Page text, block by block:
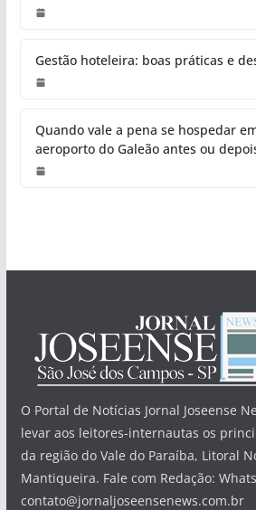
Gestão hoteleira: boas práticas e
Quando vale a pena se hospedar
aeroporto do Galeão antes ou
O Portal de Notícias Jornal Joseense
levar aos leitores-internautas os
da região do Vale do Paraíba, Litoral
Mantiqueira. Fale com Redação:
contato@jornaljoseensenews.com.br